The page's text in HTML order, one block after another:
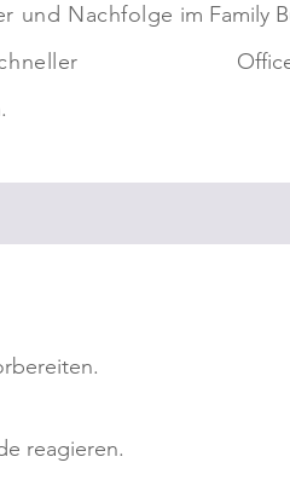
und Nachfolge im Family
reagieren.